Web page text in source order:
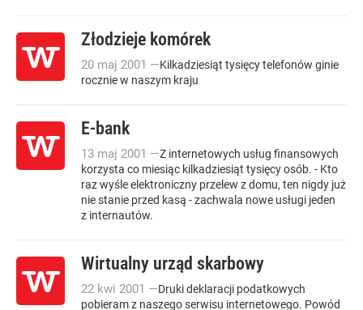
Złodzieje komórek
20 maj 2001 —Kilkadziesiąt tysięcy telefonów ginie
rocznie w naszym kraju
E-bank
13 maj 2001 —Z internetowych usług finansowych
korzysta co miesiąc kilkadziesiąt tysięcy osób. - Kto
raz wyśle elektroniczny przelew z domu, ten nigdy już
nie stanie przed kasą - zachwala nowe usługi jeden
z internautów.
Wirtualny urząd skarbowy
22 kwi 2001 —Druki deklaracji podatkowych
pobieram z naszego serwisu internetowego. Powód